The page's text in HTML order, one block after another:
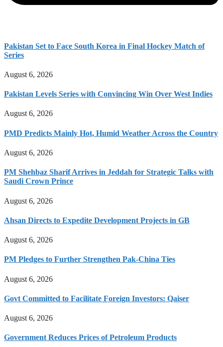
Pakistan Set to Face South Korea in Final Hockey Match of
Series
August 6, 2026
Pakistan Levels Series with Convincing Win Over West Indies
August 6, 2026
PMD Predicts Mainly Hot, Humid Weather Across the Country
August 6, 2026
PM Shehbaz Sharif Arrives in Jeddah for Strategic Talks with
Saudi Crown Prince
August 6, 2026
Ahsan Directs to Expedite Development Projects in GB
August 6, 2026
PM Pledges to Further Strengthen Pak-China Ties
August 6, 2026
Govt Committed to Facilitate Foreign Investors: Qaiser
August 6, 2026
Government Reduces Prices of Petroleum Products